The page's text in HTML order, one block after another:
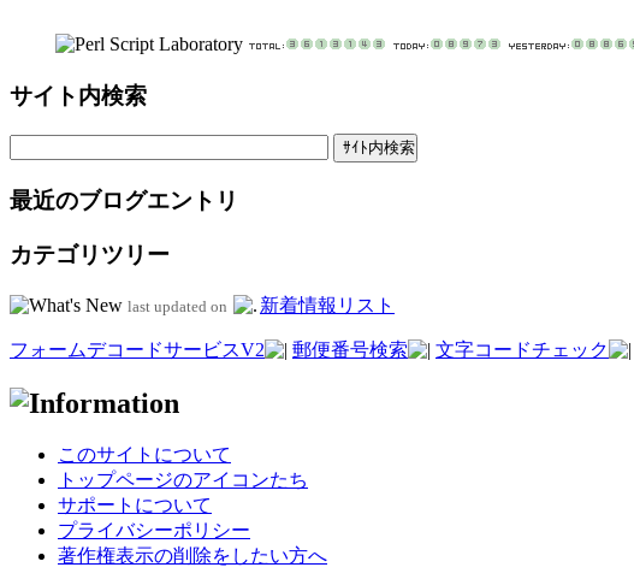
サイト内検索
最近のブログエントリ
カテゴリツリー
last updated on 新着情報リスト
フォームデコードサービスV2 郵便番号検索 文字コードチェック
このサイトについて
トップページのアイコンたち
サポートについて
プライバシーポリシー
著作権表示の削除をしたい方へ